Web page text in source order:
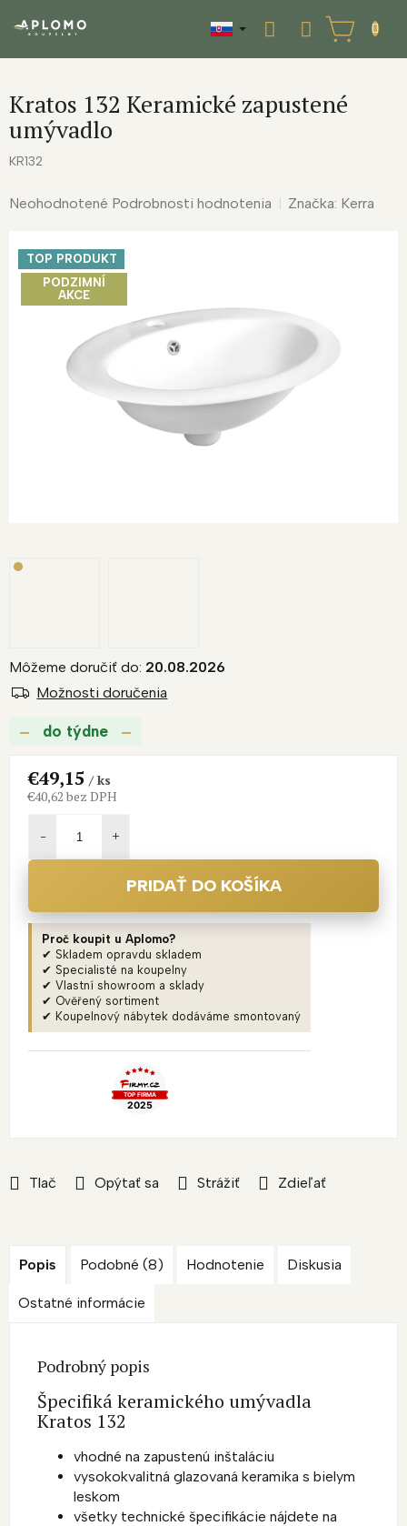
NÁKUPNÝ
KOŠÍK
Kratos 132 Keramické zapustené
umývadlo
KR132
Priemerné
hviezdičiek.
Neohodnotené Podrobnosti hodnotenia Značka: Kerra
TOP PRODUKT
PODZIMNÍ
AKCE
do týdne
Môžeme doručiť do: 20.08.2026
Možnosti doručenia
Tlač Opýtať sa Strážiť Zdieľať
€49,15/ ks
€40,62 bez DPH
PRIDAŤ DO KOŠÍKA
Proč koupit u Aplomo?
✔ Skladem opravdu skladem
✔ Specialisté na koupelny
✔ Vlastní showroom a sklady
✔ Ověřený sortiment
✔ Koupelnový nábytek dodáváme smontovaný
Popis Podobné (8) Hodnotenie Diskusia
Ostatné informácie
Podrobný popis
Špecifiká keramického umývadla
Kratos 132
vhodné na zapustenú inštaláciu
vysokokvalitná glazovaná keramika s bielym
leskom
všetky technické špecifikácie nájdete na